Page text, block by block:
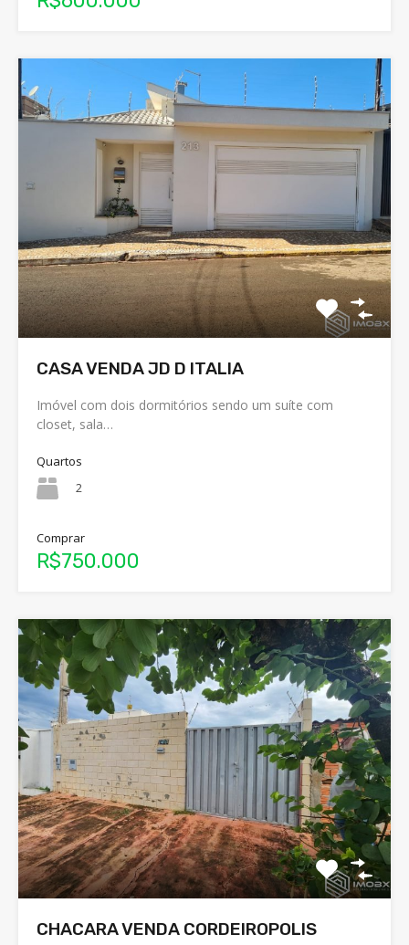
CASA VENDA JD D ITALIA
Imóvel com dois dormitórios sendo um suíte com
closet, sala…
Quartos
2
Comprar
R$750.000
CHACARA VENDA CORDEIROPOLIS